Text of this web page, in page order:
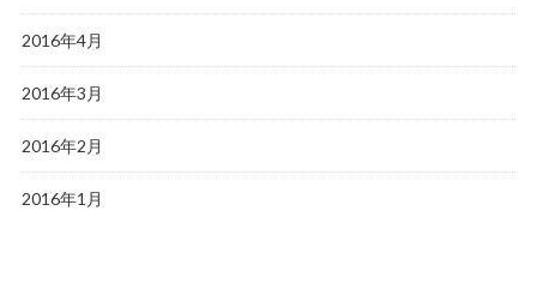
2016年4月
2016年3月
2016年2月
2016年1月